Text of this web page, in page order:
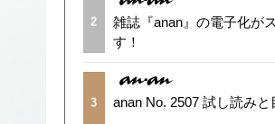
2
雑誌『anan』の電子化が
す！
3 anan No. 2507 試し読みと